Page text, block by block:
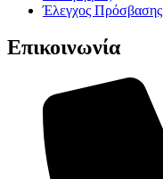
Έλεγχος Πρόσβασης
Επικοινωνία